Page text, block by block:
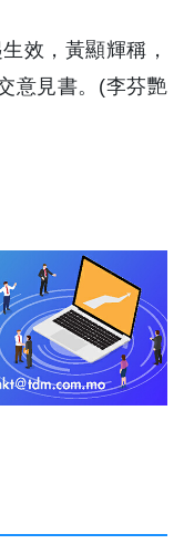
效，黃顯輝稱，
意見書。(李芬艷